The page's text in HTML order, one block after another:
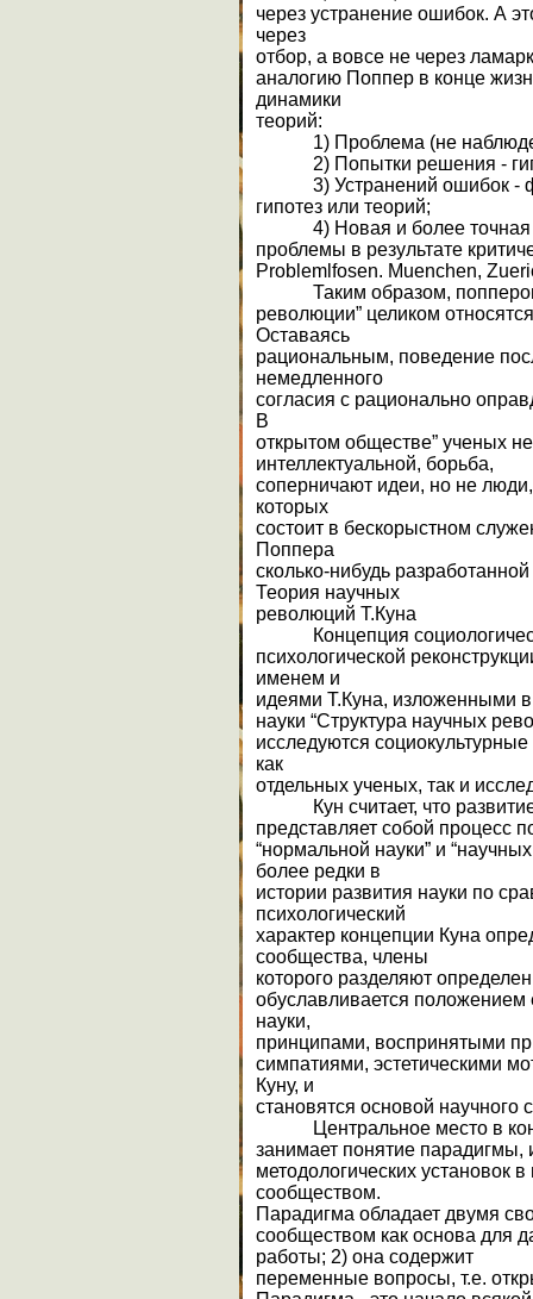
через устранение ошибок. А
через
отбор, а вовсе не через
аналогию Поппер в конце
динамики
теорий:
1) Проблема (не
2) Попытки решения -
3) Устранений ошибок -
гипотез или теорий;
4) Новая и более точная
проблемы в результате
Problemlfosen. Muenchen,
Таким образом,
революции” целиком
Оставаясь
рациональным, поведение
немедленного
согласия с рационально
В
открытом обществе” ученых
интеллектуальной, борьба,
соперничают идеи, но не
которых
состоит в бескорыстном
Поппера
сколько-нибудь
Теория научных
революций Т.Куна
Концепция
психологической
именем и
идеями Т.Куна, изложенными
науки “Структура научных
исследуются
как
отдельных ученых, так и
Кун считает, что развитие
представляет собой процесс
“нормальной науки” и
более редки в
истории развития науки по
психологический
характер концепции Куна
сообщества, члены
которого разделяют
обуславливается положением
науки,
принципами, воспринятыми
симпатиями, эстетическими
Куну, и
становятся основой научного
Центральное место в
занимает понятие парадигмы,
методологических
сообществом.
Парадигма обладает двумя
сообществом как основа для
работы; 2) она содержит
переменные вопросы, т.е.